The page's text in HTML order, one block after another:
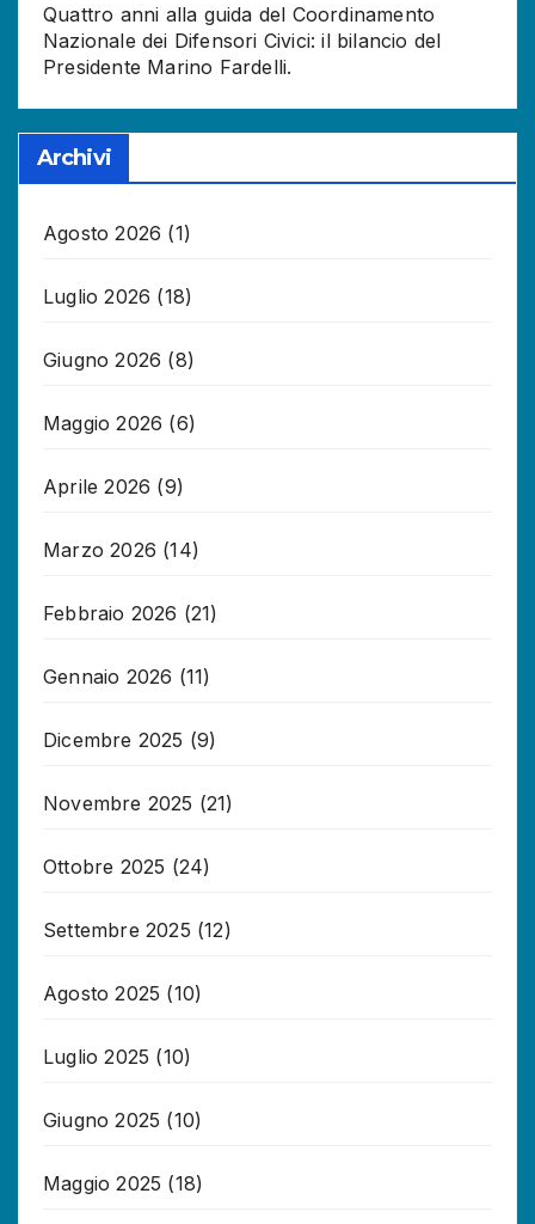
Quattro anni alla guida del Coordinamento
Nazionale dei Difensori Civici: il bilancio del
Presidente Marino Fardelli.
Archivi
Agosto 2026 (1)
Luglio 2026 (18)
Giugno 2026 (8)
Maggio 2026 (6)
Aprile 2026 (9)
Marzo 2026 (14)
Febbraio 2026 (21)
Gennaio 2026 (11)
Dicembre 2025 (9)
Novembre 2025 (21)
Ottobre 2025 (24)
Settembre 2025 (12)
Agosto 2025 (10)
Luglio 2025 (10)
Giugno 2025 (10)
Maggio 2025 (18)